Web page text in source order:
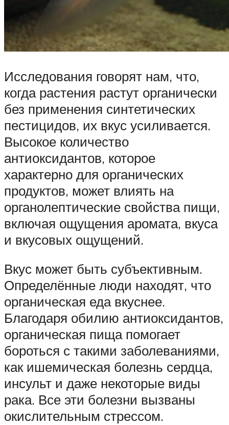
Исследования говорят нам, что,
когда растения растут органически
без применения синтетических
пестицидов, их вкус усиливается.
Высокое количество
антиоксидантов, которое
характерно для органических
продуктов, может влиять на
органолептические свойства пищи,
включая ощущения аромата, вкуса
и вкусовых ощущений.
Вкус может быть субъективным.
Определённые люди находят, что
органическая еда вкуснее.
Благодаря обилию антиоксидантов,
органическая пища помогает
бороться с такими заболеваниями,
как ишемическая болезнь сердца,
инсульт и даже некоторые виды
рака. Все эти болезни вызваны
окислительным стрессом.